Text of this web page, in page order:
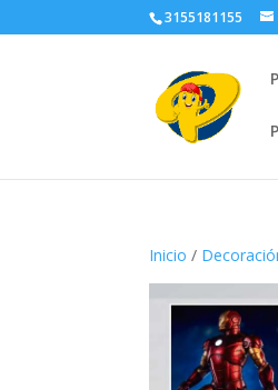
3155181155
Inicio /